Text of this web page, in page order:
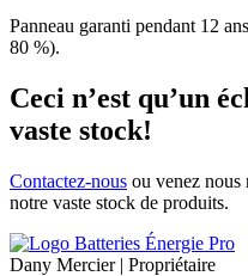
Panneau garanti pendant 12
80 %).
Ceci n’est qu’un
vaste stock!
Contactez-nous ou venez nous
notre vaste stock de produits.
Dany Mercier| Propriétaire